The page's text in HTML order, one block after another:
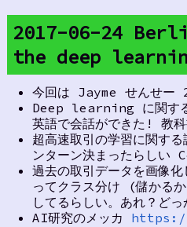
2017-06-24
the deep
今回は Jayme せんせー
Deep learning に関す
英語で会話ができた! 教
超高速取引の学習に関す
ンターン決まったらし
過去の取引データを画像
ってクラス分け (儲かる
してるらしい。あれ？ど
AI研究のメッカ